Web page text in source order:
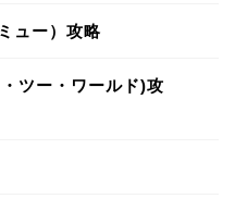
ュー）攻略
ツー・ワールド)攻